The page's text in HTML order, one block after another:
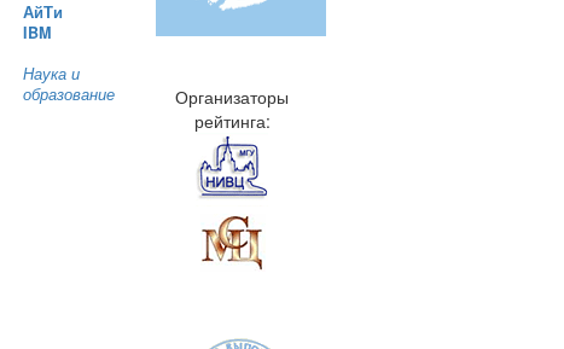
АйТи
IBM
Наука и
образование
Организаторы
рейтинга: